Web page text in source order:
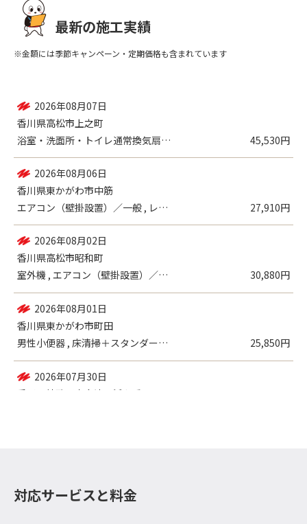
最新の施工実績
※金額には季節キャンペーン・定期価格も含まれています
2026年08月07日
香川県高松市上之町
浴室・洗面所・トイレ通常換気扇・換気口（...
45,530円
2026年08月06日
香川県東かがわ市中筋
エアコン（壁掛設置）／一般 , レンジフ...
27,910円
2026年08月02日
香川県高松市昭和町
室外機 , エアコン（壁掛設置）／一般 ...
30,880円
2026年08月01日
香川県東かがわ市町田
男性小便器 , 床清掃＋スタンダードワッ...
25,850円
2026年07月30日
香川県綾歌郡宇多津町浜七番丁
対応サービスと料金